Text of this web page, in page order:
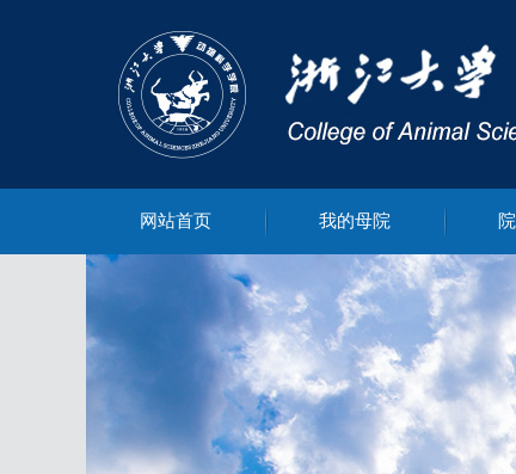
网站首页 我的母院